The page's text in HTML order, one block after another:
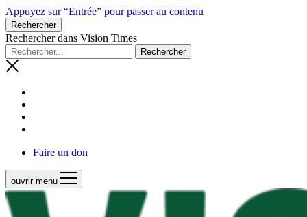
Appuyez sur “Entrée” pour passer au contenu
Rechercher
Rechercher dans Vision Times
Faire un don
ouvrir menu